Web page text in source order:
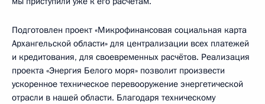
Подготовлен проект «Микрофинансовая социальная карта
Архангельской области» для централизации всех платежей
и кредитования, для своевременных расчётов. Реализация
проекта «Энергия Белого моря» позволит произвести
ускоренное техническое перевооружение энергетической
отрасли в нашей области. Благодаря техническому